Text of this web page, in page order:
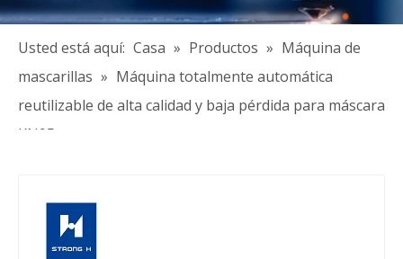
Tiếng Việt
Português
Pусский
Français
Usted está aquí: Casa » Productos » Máquina de
mascarillas » Máquina totalmente automática
reutilizable de alta calidad y baja pérdida para máscara
KN95